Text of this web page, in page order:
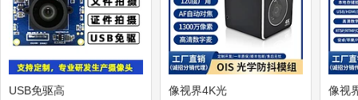
USB免驱高 像视界4K光 像视